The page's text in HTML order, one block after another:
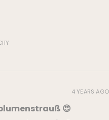
😍
4 YEARS AGO